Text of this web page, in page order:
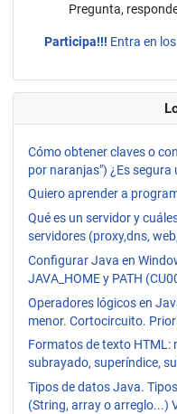
Pregunta,
Participa!!! Entra en
Cómo obtener claves o
por naranjas") ¿Es segura
Quiero aprender a
Qué es un servidor y
servidores (proxy,dns,
Configurar Java en
JAVA_HOME y PATH
Operadores lógicos en
menor. Cortocircuito.
Formatos de texto HTML:
subrayado, superíndice,
Tipos de datos Java.
(String, array o arreglo...)